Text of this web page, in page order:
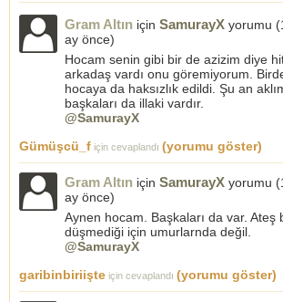
Gram Altın için SamurayX yorumu (
ay önce)
Hocam senin gibi bir de azizim diye
arkadaş vardı onu göremiyorum.
hocaya da haksızlık edildi. Şu an
başkaları da illaki vardır.
@SamurayX
Gümüşcü_f için cevaplandı (yorumu göster)
Gram Altın için SamurayX yorumu (
ay önce)
Aynen hocam. Başkaları da var. Ateş
düşmediği için umurlarnda değil.
@SamurayX
garibinbiriişte için cevaplandı (yorumu göster)